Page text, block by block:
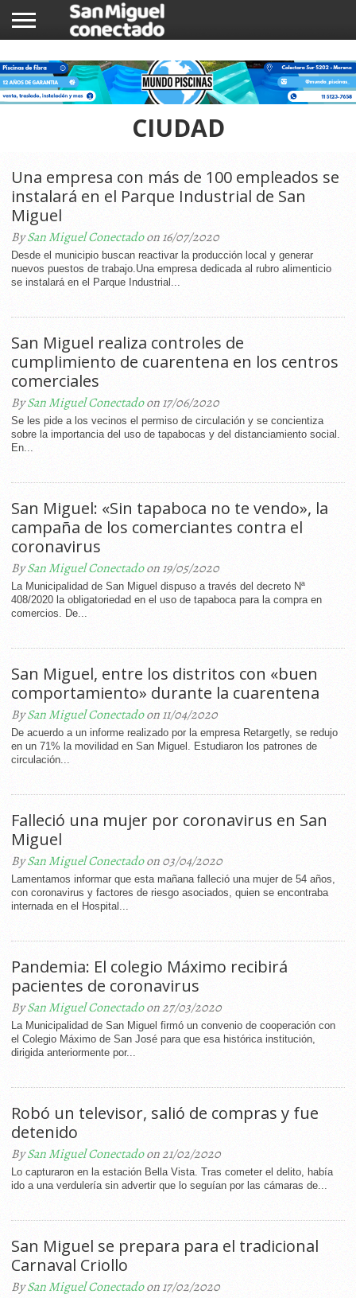
NOTICIAS
COMUNIDAD
COMERCIOS
CIUDAD
Una empresa con más de 100 empleados se
instalará en el Parque Industrial de San
Miguel
BySan Miguel Conectadoon 16/07/2020
Desde el municipio buscan reactivar la producción local y generar
nuevos puestos de trabajo.Una empresa dedicada al rubro alimenticio
se instalará en el Parque Industrial...
San Miguel realiza controles de
cumplimiento de cuarentena en los centros
comerciales
BySan Miguel Conectadoon 17/06/2020
Se les pide a los vecinos el permiso de circulación y se concientiza
sobre la importancia del uso de tapabocas y del distanciamiento social.
En...
San Miguel: «Sin tapaboca no te vendo», la
campaña de los comerciantes contra el
coronavirus
BySan Miguel Conectadoon 19/05/2020
La Municipalidad de San Miguel dispuso a través del decreto Nª
408/2020 la obligatoriedad en el uso de tapaboca para la compra en
comercios. De...
San Miguel, entre los distritos con «buen
comportamiento» durante la cuarentena
BySan Miguel Conectadoon 11/04/2020
De acuerdo a un informe realizado por la empresa Retargetly, se redujo
en un 71% la movilidad en San Miguel. Estudiaron los patrones de
circulación...
Falleció una mujer por coronavirus en San
Miguel
BySan Miguel Conectadoon 03/04/2020
Lamentamos informar que esta mañana falleció una mujer de 54 años,
con coronavirus y factores de riesgo asociados, quien se encontraba
internada en el Hospital...
Pandemia: El colegio Máximo recibirá
pacientes de coronavirus
BySan Miguel Conectadoon 27/03/2020
La Municipalidad de San Miguel firmó un convenio de cooperación con
el Colegio Máximo de San José para que esa histórica institución,
dirigida anteriormente por...
Robó un televisor, salió de compras y fue
detenido
BySan Miguel Conectadoon 21/02/2020
Lo capturaron en la estación Bella Vista. Tras cometer el delito, había
ido a una verdulería sin advertir que lo seguían por las cámaras de...
San Miguel se prepara para el tradicional
Carnaval Criollo
BySan Miguel Conectadoon 17/02/2020